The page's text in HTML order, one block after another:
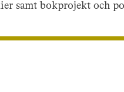
samt bokprojekt och